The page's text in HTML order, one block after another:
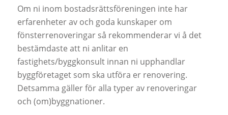
Om ni inom bostadsrättsföreningen inte har
erfarenheter av och goda kunskaper om
fönsterrenoveringar så rekommenderar vi å det
bestämdaste att ni anlitar en
fastighets/byggkonsult innan ni upphandlar
byggföretaget som ska utföra er renovering.
Detsamma gäller för alla typer av renoveringar
och (om)byggnationer.